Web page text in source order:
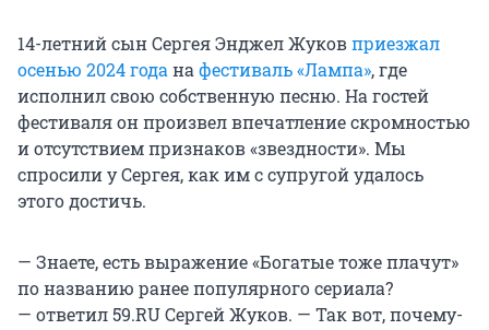
14-летний сын Сергея Энджел Жуковприезжал
осенью 2024 годанафестиваль «Лампа», где
исполнил свою собственную песню. На гостей
фестиваля он произвел впечатление скромностью
и отсутствием признаков «звездности». Мы
спросили у Сергея, как им с супругой удалось
этого достичь.
— Знаете, есть выражение «Богатые тоже плачут»
по названию ранее популярного сериала?
— ответил 59.RU Сергей Жуков. — Так вот, почему-